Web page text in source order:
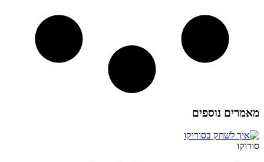
מאמרים נוספים
סודוקו